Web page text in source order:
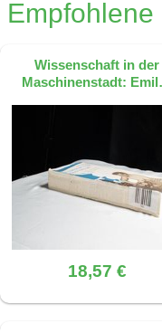
hindeutet als auf
Reaktion.
Dieses FAQ
auf der Quelle:
und von
Lessing, der die
einmal
Dieses FAQ
auf der Quelle:
Empfohlene
Wissenschaft in der
Maschinenstadt:
18,57 €